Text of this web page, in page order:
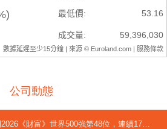
公司動態
《財富》世界500強第48位，連續17年躋身榜單